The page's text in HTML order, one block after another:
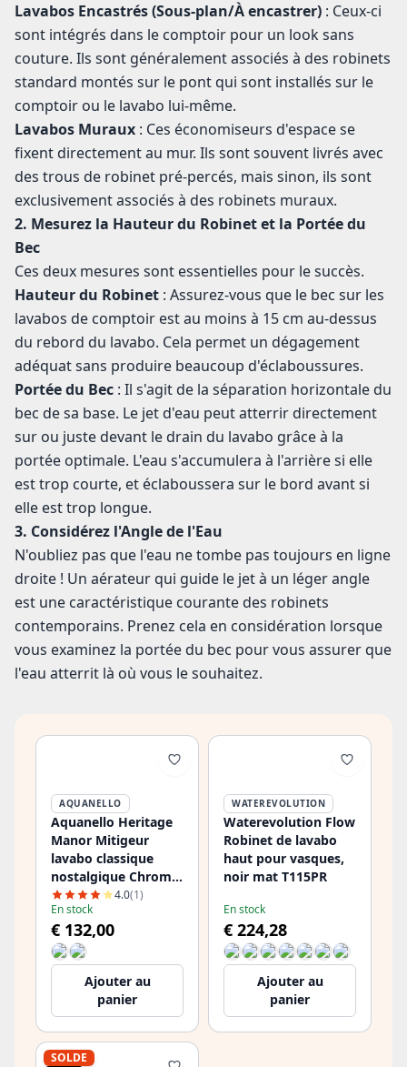
Lavabos Encastrés (Sous-plan/À encastrer) : Ceux-ci
sont intégrés dans le comptoir pour un look sans
couture. Ils sont généralement associés à des robinets
standard montés sur le pont qui sont installés sur le
comptoir ou le lavabo lui-même.
Lavabos Muraux : Ces économiseurs d'espace se
fixent directement au mur. Ils sont souvent livrés avec
des trous de robinet pré-percés, mais sinon, ils sont
exclusivement associés à des robinets muraux.
2. Mesurez la Hauteur du Robinet et la Portée du
Bec
Ces deux mesures sont essentielles pour le succès.
Hauteur du Robinet : Assurez-vous que le bec sur les
lavabos de comptoir est au moins à 15 cm au-dessus
du rebord du lavabo. Cela permet un dégagement
adéquat sans produire beaucoup d'éclaboussures.
Portée du Bec : Il s'agit de la séparation horizontale du
bec de sa base. Le jet d'eau peut atterrir directement
sur ou juste devant le drain du lavabo grâce à la
portée optimale. L'eau s'accumulera à l'arrière si elle
est trop courte, et éclaboussera sur le bord avant si
elle est trop longue.
3. Considérez l'Angle de l'Eau
N'oubliez pas que l'eau ne tombe pas toujours en ligne
droite ! Un aérateur qui guide le jet à un léger angle
est une caractéristique courante des robinets
contemporains. Prenez cela en considération lorsque
vous examinez la portée du bec pour vous assurer que
l'eau atterrit là où vous le souhaitez.
AQUANELLO
Aquanello Heritage
Manor Mitigeur
lavabo classique
nostalgique Chrome
CR-1001-HM
4.0(1)
En stock
€ 132,00
Ajouter au
panier
WATEREVOLUTION
Waterevolution Flow
Robinet de lavabo
haut pour vasques,
noir mat T115PR
En stock
€ 224,28
Ajouter au
panier
SOLDE